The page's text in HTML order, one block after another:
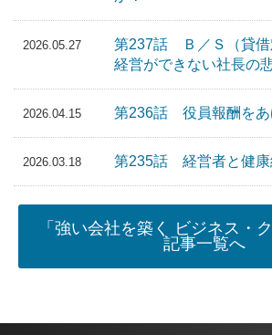
2026.05.27
第237話 Ｂ／Ｓ（貸借
経営ができない社長の
2026.04.15 第236話 役員報酬をあ
2026.03.18 第235話 経営者と健康
「強い会社を築く ビジネス・
記事一覧へ